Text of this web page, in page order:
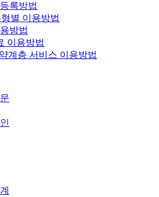
록방법
별 이용방법
방법
이용방법
계층 서비스 이용방법